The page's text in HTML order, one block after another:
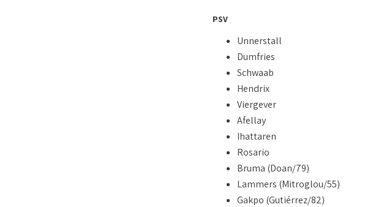
PSV
Unnerstall
Dumfries
Schwaab
Hendrix
Viergever
Afellay
Ihattaren
Rosario
Bruma (Doan/79)
Lammers (Mitroglou/55)
Gakpo (Gutiérrez/82)